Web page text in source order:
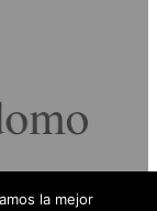
la mejor